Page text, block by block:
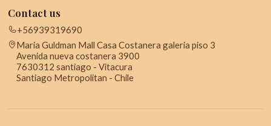
Contact us
+56939319690
Maria Guldman Mall Casa Costanera galeria piso 3
Avenida nueva costanera 3900
7630312 santiago - Vitacura
Santiago Metropolitan - Chile